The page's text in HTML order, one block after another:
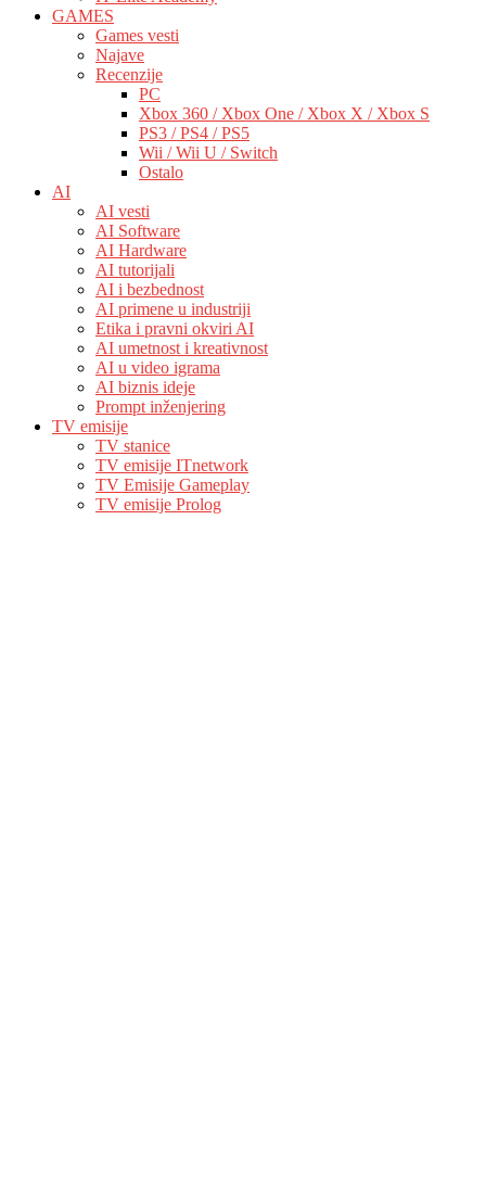
GAMES
Games vesti
Najave
Recenzije
PC
Xbox 360 / Xbox One / Xbox X / Xbox S
PS3 / PS4 / PS5
Wii / Wii U / Switch
Ostalo
AI
AI vesti
AI Software
AI Hardware
AI tutorijali
AI i bezbednost
AI primene u industriji
Etika i pravni okviri AI
AI umetnost i kreativnost
AI u video igrama
AI biznis ideje
Prompt inženjering
TV emisije
TV stanice
TV emisije ITnetwork
TV Emisije Gameplay
TV emisije Prolog